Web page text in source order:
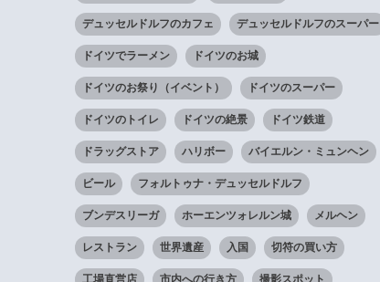
デュッセルドルフのカフェ デュッセルドルフのスーパー
ドイツでラーメン ドイツのお城
ドイツのお祭り（イベント） ドイツのスーパー
ドイツのトイレ ドイツの絶景 ドイツ鉄道
ドラッグストア ハリボー バイエルン・ミュンヘン
ビール フォルトゥナ・デュッセルドルフ
ブンデスリーガ ホーエンツォレルン城 メルヘン
レストラン 世界遺産 入国 切符の買い方
工場直営店 市内への行き方 撮影スポット